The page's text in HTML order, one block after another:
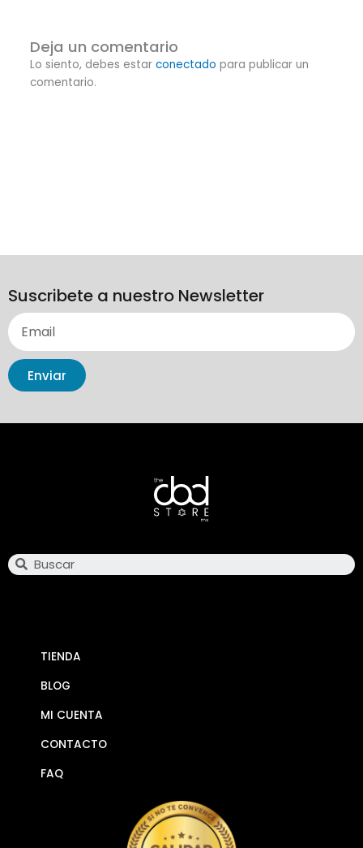
Deja un comentario
Lo siento, debes estar conectado para publicar un
comentario.
Suscribete a nuestro Newsletter
Enviar
TIENDA
BLOG
MI CUENTA
CONTACTO
FAQ